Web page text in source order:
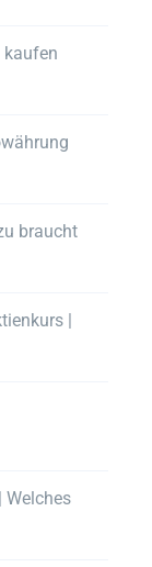
kaufen
braucht
|
Welches